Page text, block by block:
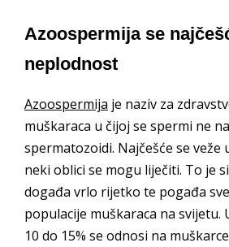
Azoospermija se
neplodnost
Azoospermija je naziv za
muškaraca u čijoj se spermi ne
spermatozoidi. Najčešće se veže
neki oblici se mogu liječiti. To je
događa vrlo rijetko te pogađa
populacije muškaraca na svijetu.
10 do 15% se odnosi na